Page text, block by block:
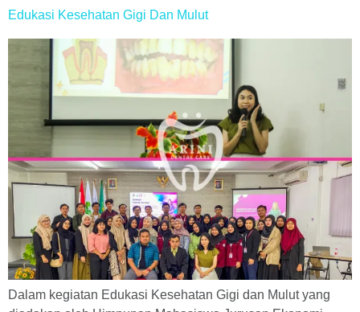
Edukasi Kesehatan Gigi Dan Mulut
Dalam kegiatan Edukasi Kesehatan Gigi dan Mulut yang